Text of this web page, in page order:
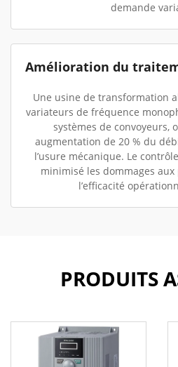
demande
Amélioration du
Une usine de transformation
variateurs de fréquence
systèmes de convoyeurs,
augmentation de 20 % du
l’usure mécanique. Le
minimisé les dommages
l’efficacité
PRODUITS